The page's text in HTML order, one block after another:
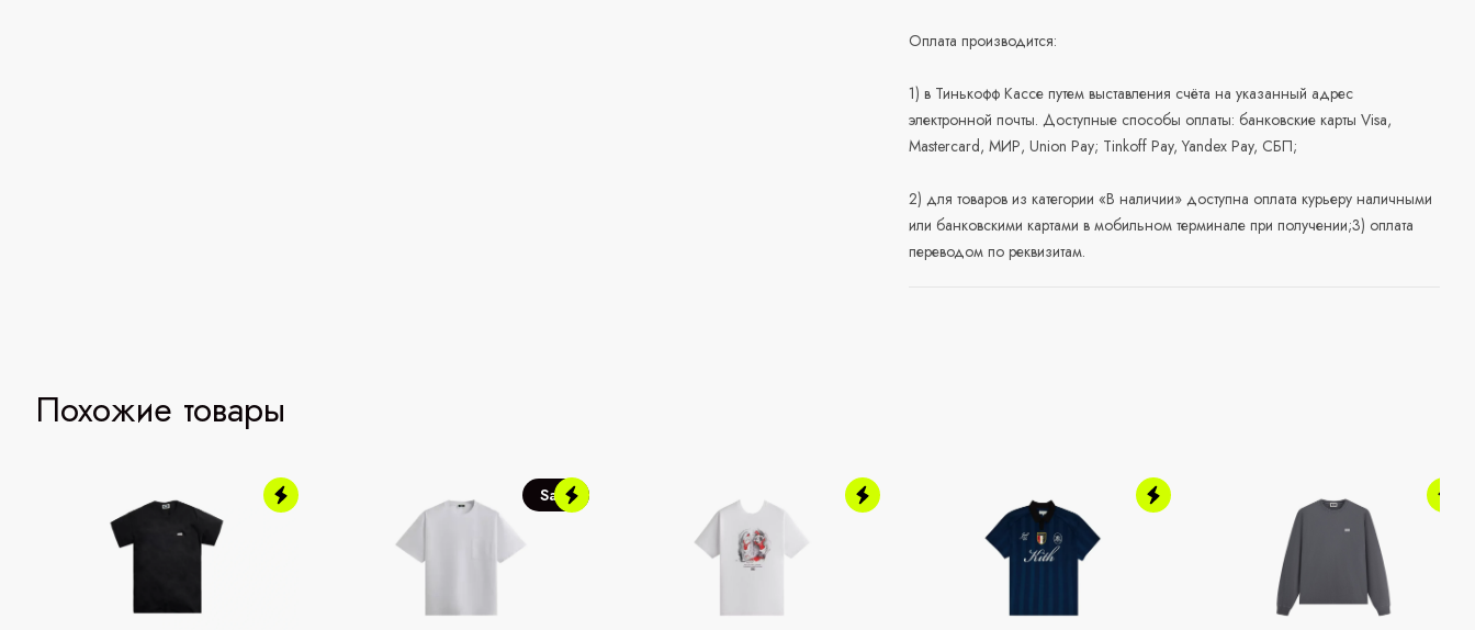
Оплата производится:
1) в Тинькофф Кассе путем выставления счёта на указанный адрес
электронной почты. Доступные способы оплаты: банковские карты Visa,
Mastercard, МИР, Union Pay; Tinkoff Pay, Yandex Pay, СБП;
2) для товаров из категории «В наличии» доступна оплата курьеру наличными
или банковскими картами в мобильном терминале при получении;3) оплата
переводом по реквизитам.
Похожие товары
Sale